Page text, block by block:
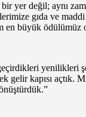
yer değil; aynı
gıda ve
en büyük ödülümüz
yenilikleri
kapısı açtık.